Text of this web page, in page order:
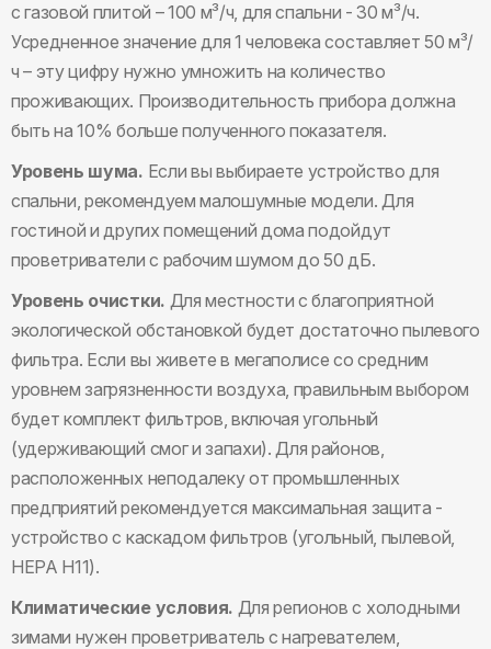
с газовой плитой – 100 м³/ч, для спальни - 30 м³/ч.
Усредненное значение для 1 человека составляет 50 м³/
ч – эту цифру нужно умножить на количество
проживающих. Производительность прибора должна
быть на 10% больше полученного показателя.
Уровень шума. Если вы выбираете устройство для
спальни, рекомендуем малошумные модели. Для
гостиной и других помещений дома подойдут
проветриватели с рабочим шумом до 50 дБ.
Уровень очистки. Для местности с благоприятной
экологической обстановкой будет достаточно пылевого
фильтра. Если вы живете в мегаполисе со средним
уровнем загрязненности воздуха, правильным выбором
будет комплект фильтров, включая угольный
(удерживающий смог и запахи). Для районов,
расположенных неподалеку от промышленных
предприятий рекомендуется максимальная защита -
устройство с каскадом фильтров (угольный, пылевой,
НЕРА Н11).
Климатические условия. Для регионов с холодными
зимами нужен проветриватель с нагревателем,